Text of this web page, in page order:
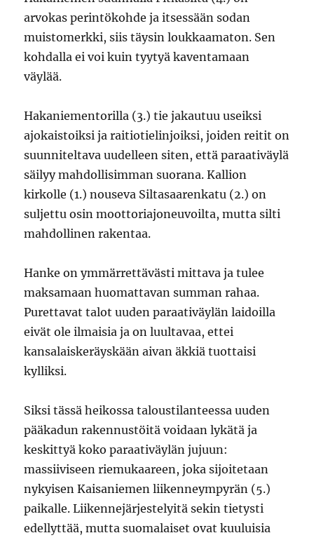
arvokas perintökohde ja itsessään sodan
muistomerkki, siis täysin loukkaamaton. Sen
kohdalla ei voi kuin tyytyä kaventamaan
väylää.
Hakaniementorilla (3.) tie jakautuu useiksi
ajokaistoiksi ja raitiotielinjoiksi, joiden reitit on
suunniteltava uudelleen siten, että paraativäylä
säilyy mahdollisimman suorana. Kallion
kirkolle (1.) nouseva Siltasaarenkatu (2.) on
suljettu osin moottoriajoneuvoilta, mutta silti
mahdollinen rakentaa.
Hanke on ymmärrettävästi mittava ja tulee
maksamaan huomattavan summan rahaa.
Purettavat talot uuden paraativäylän laidoilla
eivät ole ilmaisia ja on luultavaa, ettei
kansalaiskeräyskään aivan äkkiä tuottaisi
kylliksi.
Siksi tässä heikossa taloustilanteessa uuden
pääkadun rakennustöitä voidaan lykätä ja
keskittyä koko paraativäylän jujuun:
massiiviseen riemukaareen, joka sijoitetaan
nykyisen Kaisaniemen liikenneympyrän (5.)
paikalle. Liikennejärjestelyitä sekin tietysti
edellyttää, mutta suomalaiset ovat kuuluisia